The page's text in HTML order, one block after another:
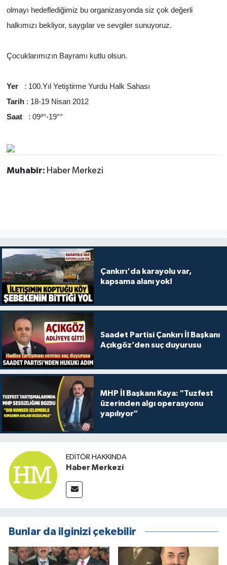
olmayı hedeflediğimiz bu organizasyonda siz çok değerli
halkımızı bekliyor, saygılar ve sevgiler sunuyoruz.
Çocuklarımızın Bayramı kutlu olsun.
Yer
: 100.Yıl Yetiştirme Yurdu Halk Sahası
Tarih: 18-19 Nisan 2012
Saat
: 09³°-19°°
Muhabir: Haber Merkezi
Çankırı'da karayolu var,
kapsama alanı yok!
Saadet Partisi Çankırı İl Başkanı
Açıkgöz’den suç duyurusu
MHP İl Başkanı Kaya: "Tuzfest
üzerinden algı operasyonu
yapılıyor"
EDITÖR HAKKINDA
Haber Merkezi
Bunlar da ilginizi çekebilir